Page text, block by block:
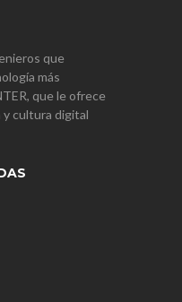
que
más
que le ofrece
cultura digital